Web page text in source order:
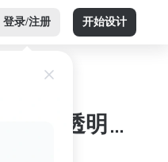
登录/注册 开始设计
背景科技紫红竖版不透明png 平面底图